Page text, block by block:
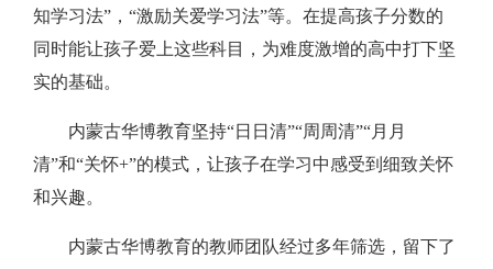
知学习法”，“激励关爱学习法”等。在提高孩子分数的
同时能让孩子爱上这些科目，为难度激增的高中打下坚
实的基础。
内蒙古华博教育坚持“日日清”“周周清”“月月
清”和“关怀+”的模式，让孩子在学习中感受到细致关怀
和兴趣。
内蒙古华博教育的教师团队经过多年筛选，留下了